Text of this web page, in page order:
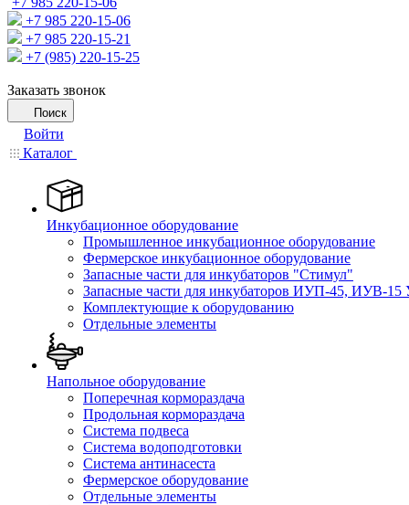
+7 985 220-15-06
+7 985 220-15-21
+7 (985) 220-15-25
Заказать звонок
Поиск
Войти
Каталог
Инкубационное оборудование
Промышленное инкубационное оборудование
Фермерское инкубационное оборудование
Запасные части для инкубаторов "Стимул"
Запасные части для инкубаторов ИУП-45, ИУВ-15
Комплектующие к оборудованию
Отдельные элементы
Напольное оборудование
Поперечная кормораздача
Продольная кормораздача
Система подвеса
Система водоподготовки
Система антинасеста
Фермерское оборудование
Отдельные элементы